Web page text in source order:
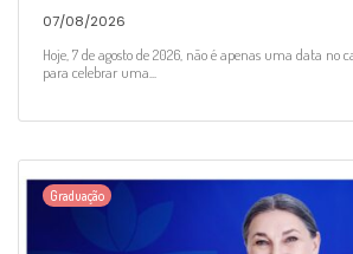
07/08/2026
Hoje, 7 de agosto de 2026, não é apenas uma data no
para celebrar uma...
Graduação